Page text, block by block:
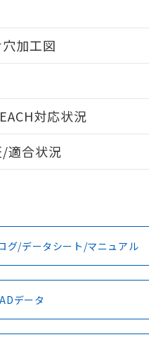
加工図
とができます。
ログイン/会員登録
データをご利用いただく前に
の使用条件
対応状況
注意事項・凡例
注意事項・凡例
適合状況
DNV型式承認
（ノルウェー
BV型
（フラ
No No
グ/データシート/マニュアル
データ
いることから、特段のことがな
2022年1月12日より割愛して